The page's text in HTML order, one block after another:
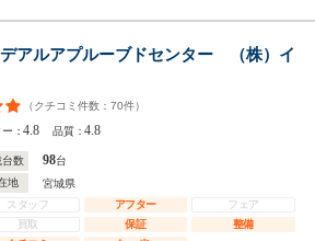
アルアプルーブドセンター （株）イ
（クチコミ件数： 70件）
ー：4.8 品質：4.8
台数 98台
地
宮城県
スタッフ
アフター
フェア
買取
保証
整備